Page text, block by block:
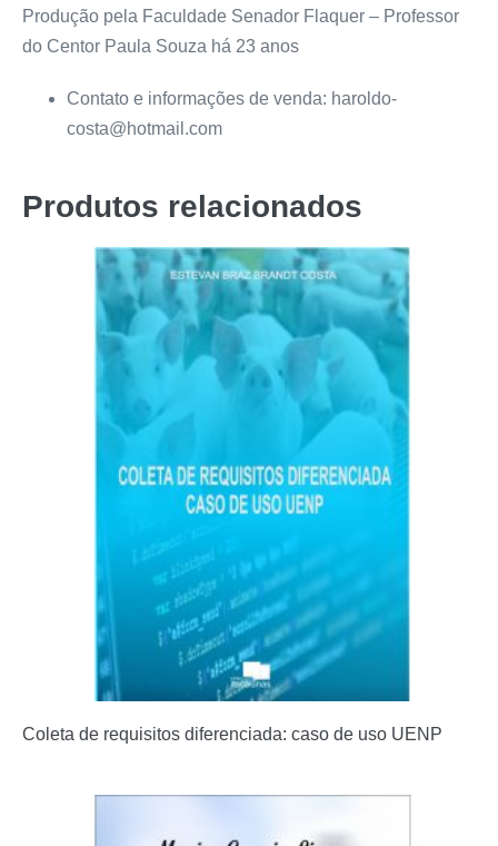
Produção pela Faculdade Senador Flaquer – Professor
do Centor Paula Souza há 23 anos
Contato e informações de venda: haroldo-
costa@hotmail.com
Produtos relacionados
Coleta de requisitos diferenciada: caso de uso UENP